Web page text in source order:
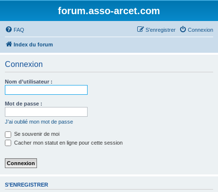
forum.asso-arcet.com
FAQ Connexion
S’enregistrer
Index du forum
Connexion
Nom d’utilisateur :
Mot de passe :
J’ai oublié mon mot de passe
Se souvenir de moi
Cacher mon statut en ligne pour cette session
S’ENREGISTRER